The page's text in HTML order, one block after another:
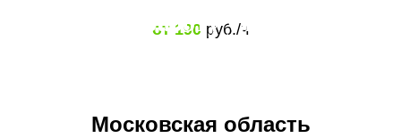
и выходи на работу уже завтра!
от 190 руб./ч
Московская область